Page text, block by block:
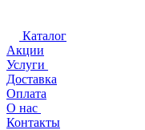
Каталог
Акции
Услуги
Доставка
Оплата
О нас
Контакты